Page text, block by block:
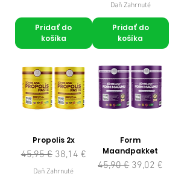
Pridať do
košíka
Daň Zahrnuté
Pridať do
košíka
Propolis 2x
Normálna cena
45,95 € Zľavnená cena
38,14 €
Daň Zahrnuté
Form
Maandpakket
Normálna cena
45,90 € Zľavnená cena
39,02 €